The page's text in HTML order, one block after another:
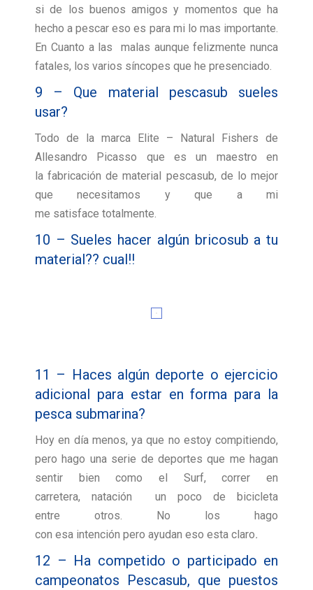
si de los buenos amigos y momentos que ha
hecho a pescar eso es para mi lo mas importante.
En Cuanto a las malas aunque felizmente nunca
fatales, los varios síncopes que he presenciado.
9 – Que material pescasub sueles
usar?
Todo de la marca Elite – Natural Fishers de
Allesandro Picasso que es un maestro en
la fabricación de material pescasub, de lo mejor
que necesitamos y que a mi
me satisface totalmente.
10 – Sueles hacer algún bricosub a tu
material?? cual!!
11 – Haces algún deporte o ejercicio
adicional para estar en forma para la
pesca submarina?
Hoy en día menos, ya que no estoy compitiendo,
pero hago una serie de deportes que me hagan
sentir bien como el Surf, correr en
carretera, natación un poco de bicicleta
entre otros. No los hago
con esa intención pero ayudan eso esta claro.
12 – Ha competido o participado en
campeonatos Pescasub, que puestos